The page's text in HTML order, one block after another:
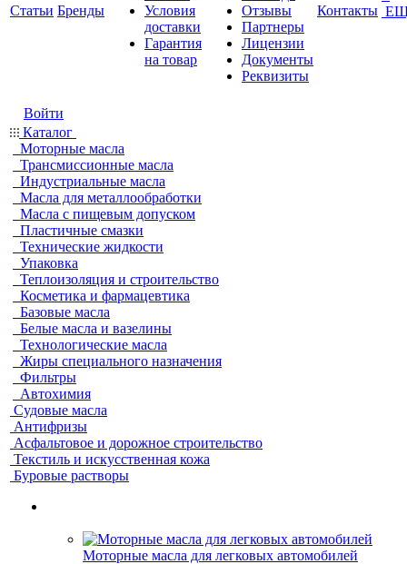
Статьи Бренды
Условия
доставки
Гарантия
на товар
Отзывы
Партнеры
Лицензии
Документы
Реквизиты
Контакты
Войти
Каталог
Моторные масла
Трансмиссионные масла
Индустриальные масла
Масла для металлообработки
Масла с пищевым допуском
Пластичные смазки
Технические жидкости
Упаковка
Теплоизоляция и строительство
Косметика и фармацевтика
Базовые масла
Белые масла и вазелины
Технологические масла
Жиры специального назначения
Фильтры
Автохимия
Судовые масла
Антифризы
Асфальтовое и дорожное строительство
Текстиль и искусственная кожа
Буровые растворы
Моторные масла для легковых автомобилей